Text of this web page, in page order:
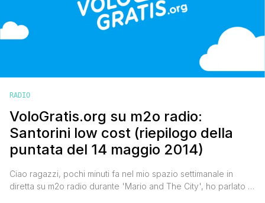
RADIO
VoloGratis.org su m2o radio:
Santorini low cost (riepilogo della
puntata del 14 maggio 2014)
Ciao ragazzi, pochi minuti fa nel mio spazio settimanale in
diretta su m2o radio durante 'Mario and The City', ho parlato di